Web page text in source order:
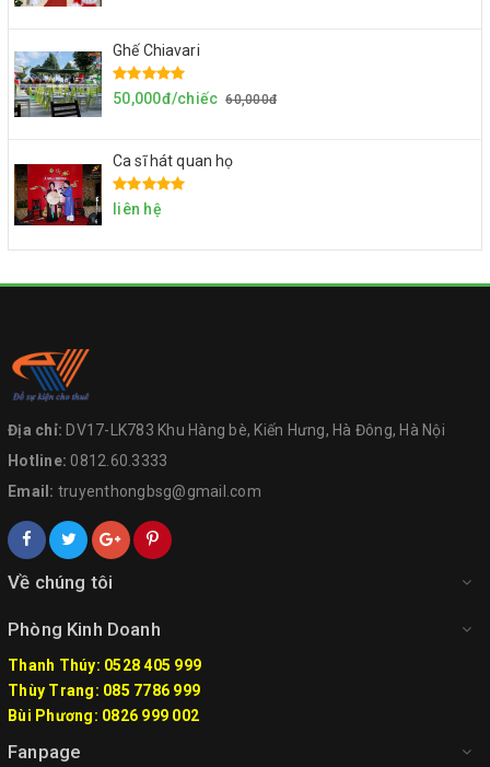
Ghế Chiavari
50,000đ/chiếc 60,000đ
Ca sĩ hát quan họ
liên hệ
Địa chỉ: DV17-LK783 Khu Hàng bè, Kiến Hưng, Hà Đông, Hà Nội
Hotline:0812.60.3333
Email: truyenthongbsg@gmail.com
Về chúng tôi
Phòng Kinh Doanh
Thanh Thúy: 0528 405 999
Thùy Trang: 085 7786 999
Bùi Phương: 0826 999 002
Fanpage